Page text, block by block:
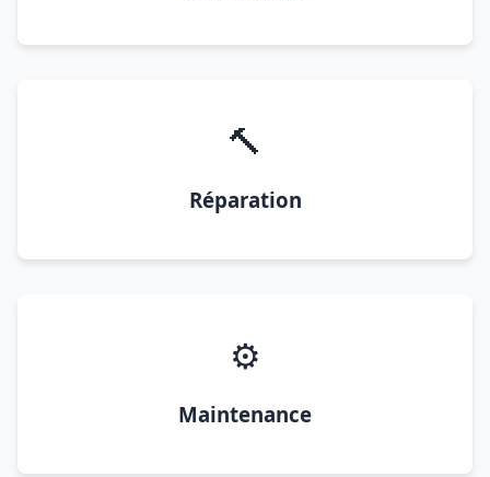
🔨
Réparation
⚙️
Maintenance